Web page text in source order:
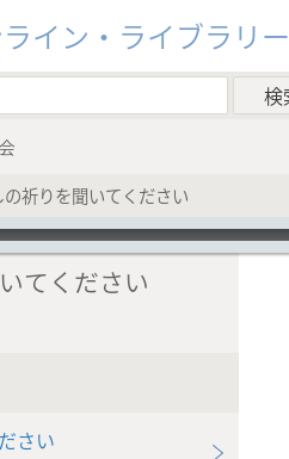
イン・ライブラリー
祈りを聞いてください
てください
さい